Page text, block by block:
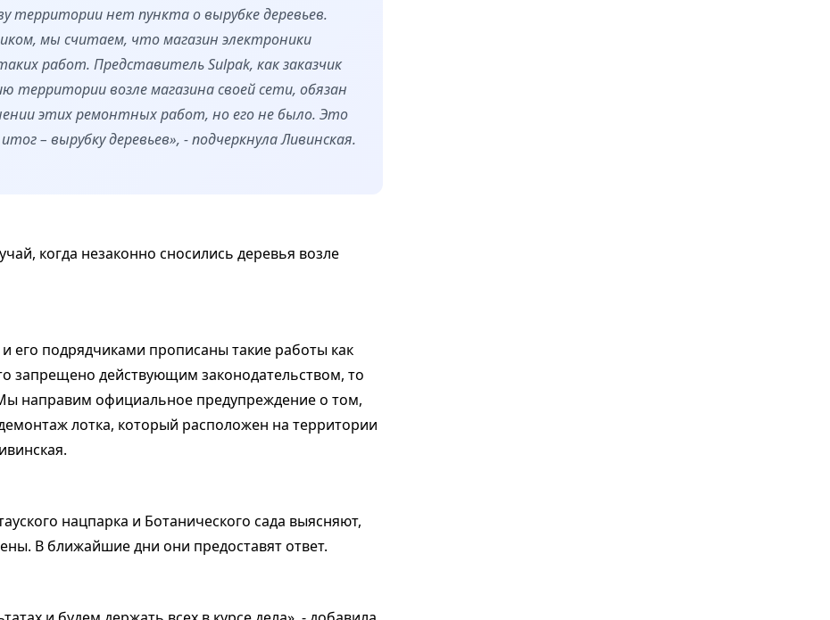
территории нет пункта о вырубке деревьев.
мы считаем, что магазин электроники
работ. Представитель Sulpak, как заказчик
территории возле магазина своей сети, обязан
этих ремонтных работ, но его не было. Это
– вырубку деревьев», - подчеркнула Ливинская.
когда незаконно сносились деревья возле
его подрядчиками прописаны такие работы как
запрещено действующим законодательством, то
направим официальное предупреждение о том,
лотка, который расположен на территории
нацпарка и Ботанического сада выясняют,
В ближайшие дни они предоставят ответ.